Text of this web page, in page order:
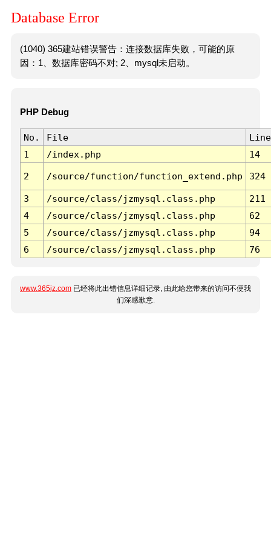
Database Error
(1040) 365建站错误警告：连接数据库失败，可能的原
因：1、数据库密码不对; 2、mysql未启动。
PHP Debug
No. File
Line
1
/index.php 14
2 /source/function/function_extend.php 324
3 /source/class/jzmysql.class.php
211
4
/source/class/jzmysql.class.php
62
5
/source/class/jzmysql.class.php
94
6
/source/class/jzmysql.class.php 76
www.365jz.com 已经将此出错信息详细记录, 由此给您带来的访问不便我
们深感歉意.